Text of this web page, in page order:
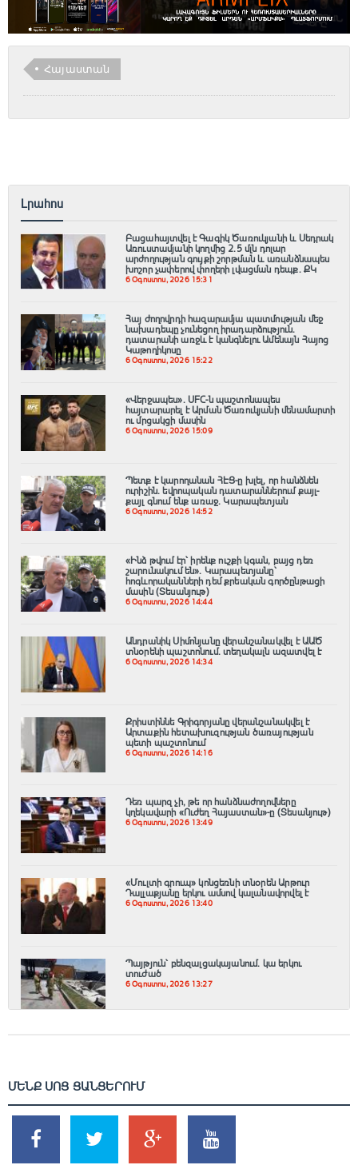
Հայաստան
Լրահոս
Բացահայտվել է Գագիկ Ծառուկյանի և Սեդրակ
Առուստամյանի կողմից 2.5 մլն դոլար
արժողության գույքի շորթման և առանձնապես
խոշոր չափերով փողերի լվացման դեպք. ՔԿ
6 Օգոստոս, 2026 15:31
Հայ ժողովրդի հազարամյա պատմության մեջ
նախադեպը չունեցող իրադարձություն.
դատարանի առջև է կանգնելու Ամենայն Հայոց
Կաթողիկոսը
6 Օգոստոս, 2026 15:22
«Վերջապես». UFC-ն պաշտոնապես
հայտարարել է Արման Ծառուկյանի մենամարտի
ու մրցակցի մասին
6 Օգոստոս, 2026 15:09
Պետք է կարողանան ՀԷՑ-ը խլել, որ հանձնեն
ուրիշին. եվրոպական դատարաններում քայլ-
քայլ գնում ենք առաջ. Կարապետյան
6 Օգոստոս, 2026 14:52
«Ինձ թվում էր՝ իրենք ուշքի կգան, բայց դեռ
շարունակում են». Կարապետյանը՝
հոգևորականների դեմ քրեական գործընթացի
մասին (Տեսանյութ)
6 Օգոստոս, 2026 14:44
Անդրանիկ Սիմոնյանը վերանշանակվել է ԱԱԾ
տնօրենի պաշտոնում. տեղակալն ազատվել է
6 Օգոստոս, 2026 14:34
Քրիստիննե Գրիգորյանը վերանշանակվել է
Արտաքին հետախուզության ծառայության
պետի պաշտոնում
6 Օգոստոս, 2026 14:16
Դեռ պարզ չի, թե որ հանձնաժողովները
կղեկավարի «Ուժեղ Հայաստան»-ը (Տեսանյութ)
6 Օգոստոս, 2026 13:49
«Մուլտի գրուպ» կոնցեռնի տնօրեն Արթուր
Դալլաքյանը երկու ամսով կալանավորվել է
6 Օգոստոս, 2026 13:40
Պայթյուն՝ բենզալցակայանում․ կա երկու
տուժած
6 Օգոստոս, 2026 13:27
ՄԵՆՔ ՍՈՑ ՑԱՆՑԵՐՈՒՄ
2k
SHARES
1.5k
TWEETS
203
SHARES
620
SHARES